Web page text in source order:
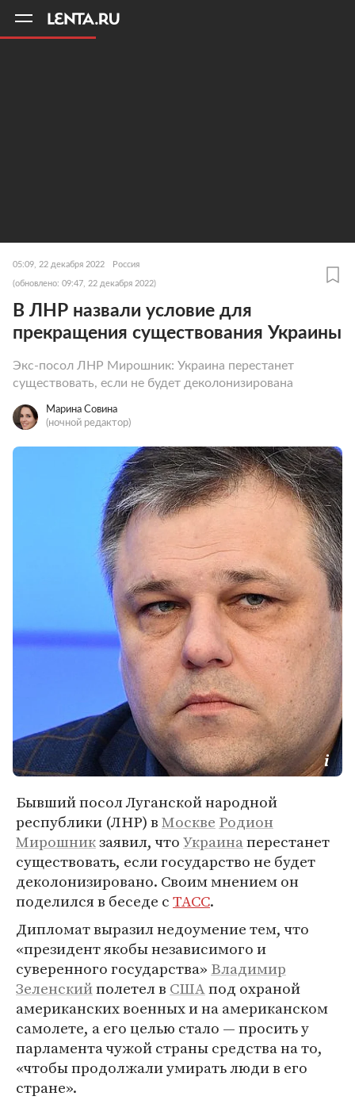
05:09, 22 декабря 2022 Россия
(обновлено: 09:47, 22 декабря 2022)
В ЛНР назвали условие для
прекращения существования Украины
Экс-посол ЛНР Мирошник: Украина перестанет
существовать, если не будет деколонизирована
Марина Совина
(ночной редактор)
Бывший посол Луганской народной
республики (ЛНР) вМоскве Родион
Мирошникзаявил, чтоУкраинаперестанет
существовать, если государство не будет
деколонизировано. Своим мнением он
поделился в беседе сТАСС.
Дипломат выразил недоумение тем, что
«президент якобы независимого и
суверенного государства» Владимир
Зеленскийполетел в СШАпод охраной
американских военных и на американском
самолете, а его целью стало — просить у
парламента чужой страны средства на то,
«чтобы продолжали умирать люди в его
стране».